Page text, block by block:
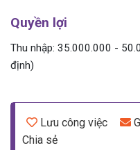
Quyền lợi
Thu nhập: 35.000.000 -
định)
Lưu công việc
Chia sẻ